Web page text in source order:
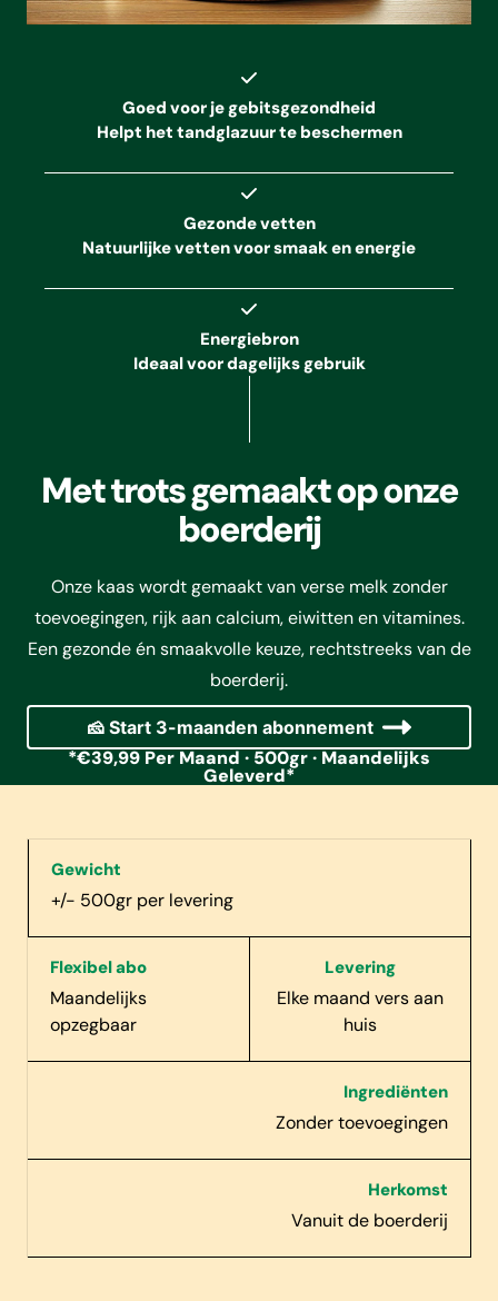
Goed voor je gebitsgezondheid
Helpt het tandglazuur te beschermen
Gezonde vetten
Natuurlijke vetten voor smaak en energie
Energiebron
Ideaal voor dagelijks gebruik
Met trots gemaakt op onze
boerderij
Onze kaas wordt gemaakt van verse melk zonder
toevoegingen, rijk aan calcium, eiwitten en vitamines.
Een gezonde én smaakvolle keuze, rechtstreeks van de
boerderij.
🧀 Start 3-maanden abonnement
*€39,99 Per Maand · 500gr · Maandelijks
Geleverd*
Gewicht
+/- 500gr per levering
Flexibel abo
Maandelijks
opzegbaar
Levering
Elke maand vers aan
huis
Ingrediënten
Zonder toevoegingen
Herkomst
Vanuit de boerderij